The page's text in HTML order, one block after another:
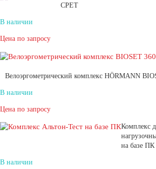
CPET
В наличии
Цена по запросу
Велоэргометрический комплекс HÖRMANN
В наличии
Цена по запросу
Комплекс
на базе ПК
В наличии